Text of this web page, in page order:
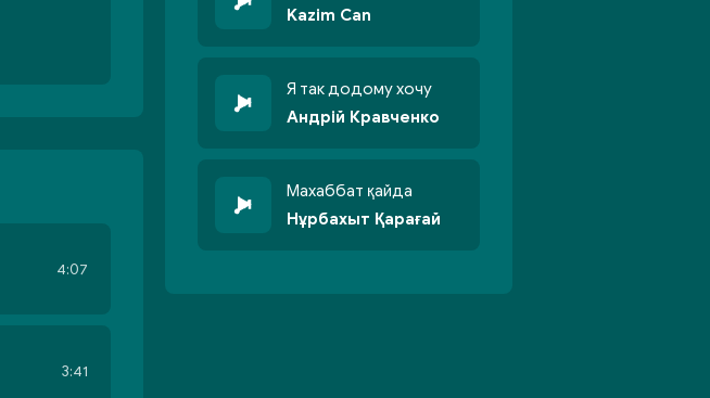
4:07
3:41
Kazim Can
Я так додому хочу
Андрій Кравченко
Махаббат қайда
Нұрбахыт Қарағай